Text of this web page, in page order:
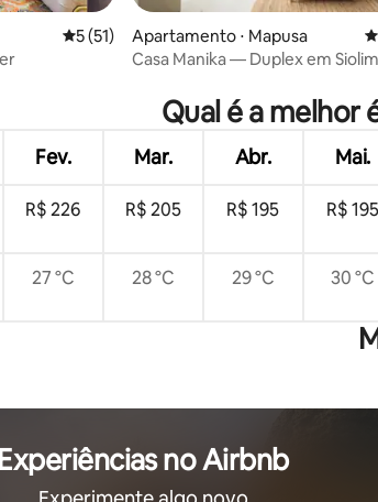
5 de uma avaliação média de 5, 51
5 (51)
Apartamento ⋅ Mapusa
Casa Manika — Duplex em Siolim
Qual é a melhor
Fev. Mar. Abr. Mai.
R$ 226 R$ 205 R$ 195 R$ 195
27 °C 28 °C 29 °C 30 °C
Experiências no Airbnb